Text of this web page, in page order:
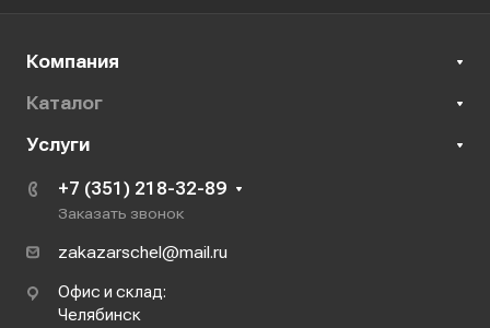
Компания
Каталог
Услуги
+7 (351) 218-32-89
Заказать звонок
zakazarschel@mail.ru
Офис и склад:
Челябинск